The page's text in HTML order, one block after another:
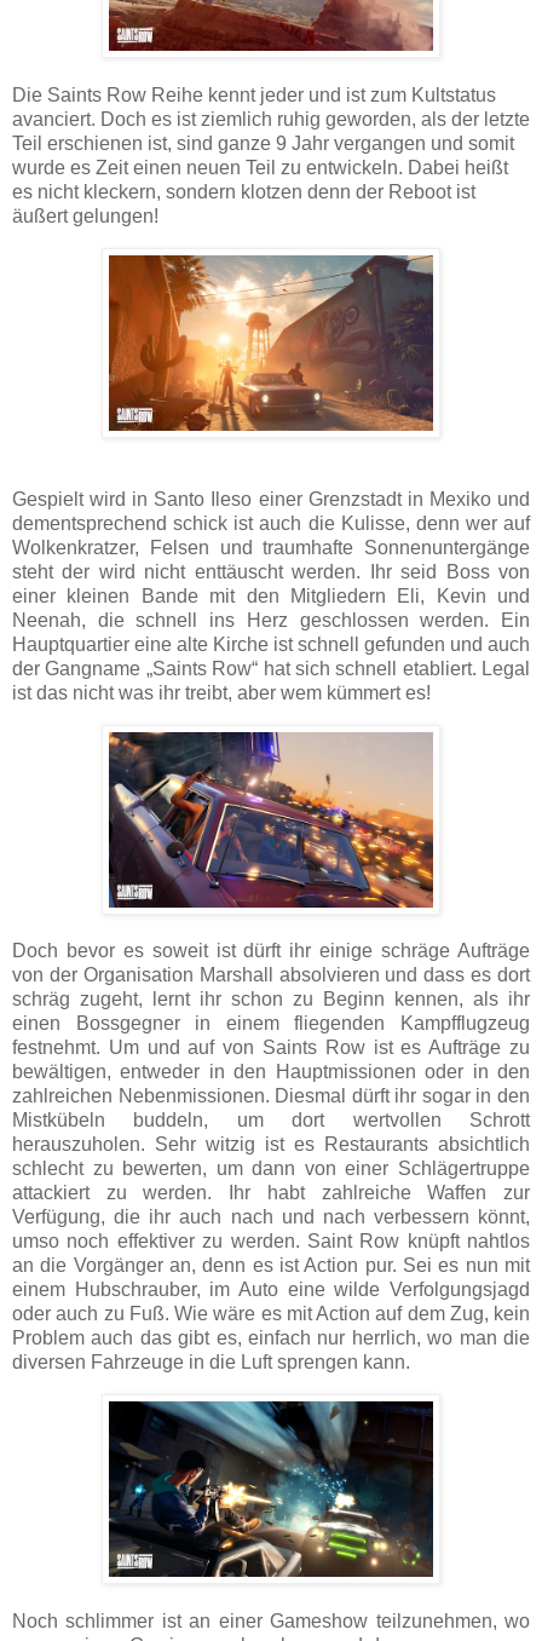
Die Saints Row Reihe kennt jeder und ist zum Kultstatus
avanciert. Doch es ist ziemlich ruhig geworden, als der letzte
Teil erschienen ist, sind ganze 9 Jahr vergangen und somit
wurde es Zeit einen neuen Teil zu entwickeln. Dabei heißt
es nicht kleckern, sondern klotzen denn der Reboot ist
äußert gelungen!
Gespielt wird in Santo Ileso einer Grenzstadt in Mexiko und
dementsprechend schick ist auch die Kulisse, denn wer auf
Wolkenkratzer, Felsen und traumhafte Sonnenuntergänge
steht der wird nicht enttäuscht werden. Ihr seid Boss von
einer kleinen Bande mit den Mitgliedern Eli, Kevin und
Neenah, die schnell ins Herz geschlossen werden. Ein
Hauptquartier eine alte Kirche ist schnell gefunden und auch
der Gangname „Saints Row“ hat sich schnell etabliert. Legal
ist das nicht was ihr treibt, aber wem kümmert es!
Doch bevor es soweit ist dürft ihr einige schräge Aufträge
von der Organisation Marshall absolvieren und dass es dort
schräg zugeht, lernt ihr schon zu Beginn kennen, als ihr
einen Bossgegner in einem fliegenden Kampfflugzeug
festnehmt. Um und auf von Saints Row ist es Aufträge zu
bewältigen, entweder in den Hauptmissionen oder in den
zahlreichen Nebenmissionen. Diesmal dürft ihr sogar in den
Mistkübeln buddeln, um dort wertvollen Schrott
herauszuholen. Sehr witzig ist es Restaurants absichtlich
schlecht zu bewerten, um dann von einer Schlägertruppe
attackiert zu werden. Ihr habt zahlreiche Waffen zur
Verfügung, die ihr auch nach und nach verbessern könnt,
umso noch effektiver zu werden. Saint Row knüpft nahtlos
an die Vorgänger an, denn es ist Action pur. Sei es nun mit
einem Hubschrauber, im Auto eine wilde Verfolgungsjagd
oder auch zu Fuß. Wie wäre es mit Action auf dem Zug, kein
Problem auch das gibt es, einfach nur herrlich, wo man die
diversen Fahrzeuge in die Luft sprengen kann.
Noch schlimmer ist an einer Gameshow teilzunehmen, wo